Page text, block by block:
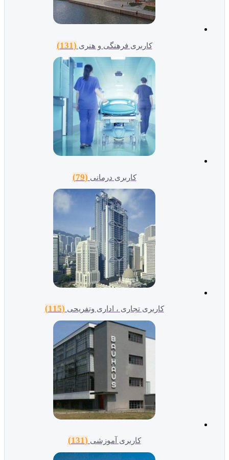
کاربری فرهنگی و هنری (131)
کاربری درمانی (79)
کاربری تجاری ، اداری وتفریحی (115)
کاربری آموزشی (131)